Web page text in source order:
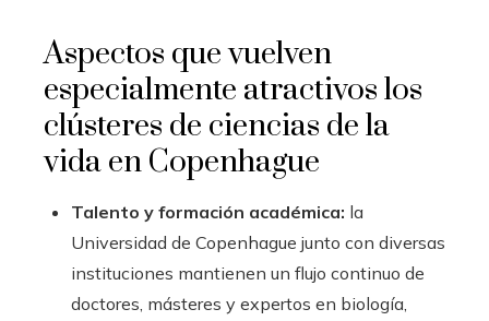
Aspectos que vuelven
especialmente atractivos los
clústeres de ciencias de la
vida en Copenhague
Talento y formación académica: la
Universidad de Copenhague junto con diversas
instituciones mantienen un flujo continuo de
doctores, másteres y expertos en biología,